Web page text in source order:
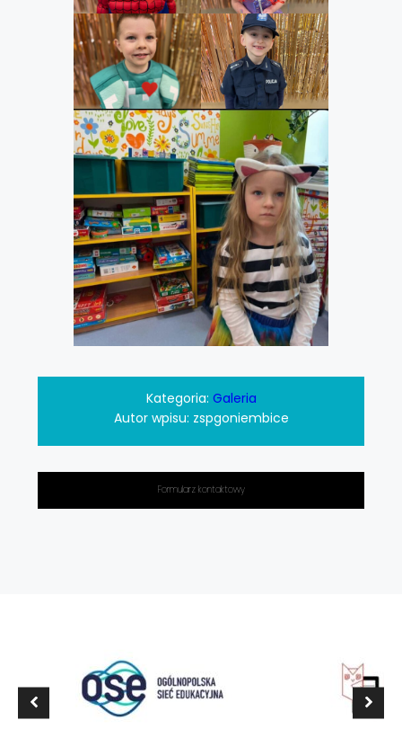
Kategoria: Galeria
Autor wpisu: zspgoniembice
Formularz kontaktowy